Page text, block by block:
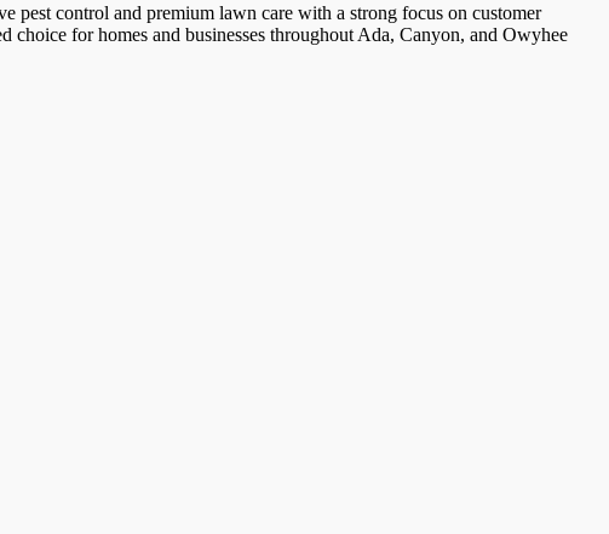
pest control and premium lawn care with a strong focus on customer
choice for homes and businesses throughout Ada, Canyon, and Owyhee